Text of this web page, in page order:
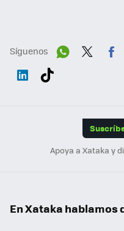
Síguenos
Apoya a Xataka y
En Xataka hablamos